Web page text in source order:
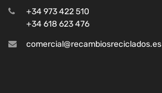
+34 973 422 510
+34 618 623 476
comercial@recambiosreciclados.es